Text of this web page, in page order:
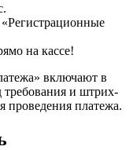
на кассе!
включают в
требования и штрих-
проведения платежа.